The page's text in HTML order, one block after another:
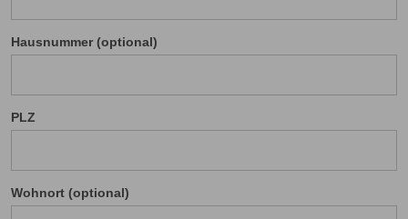
Hausnummer (optional)
PLZ
Wohnort (optional)